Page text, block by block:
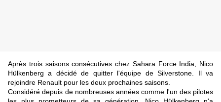
Après trois saisons consécutives chez Sahara Force India, Nico
Hülkenberg a décidé de quitter l'équipe de Silverstone. Il va
rejoindre Renault pour les deux prochaines saisons.
Considéré depuis de nombreuses années comme l'un des pilotes